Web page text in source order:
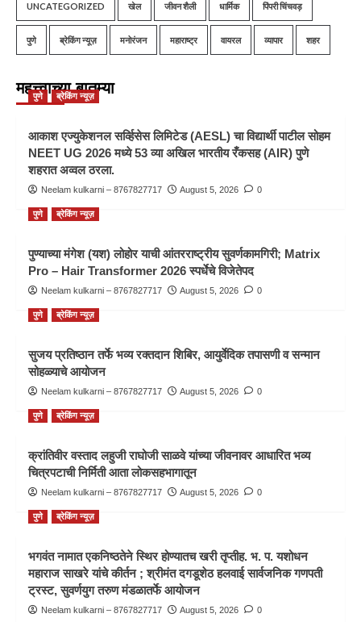
UNCATEGORIZED खेल जीवन शैली धार्मिक पिंपरी चिंचवड़
पुणे ब्रेकिंग न्यूज़ मनोरंजन महाराष्ट्र वायरल व्यापार शहर
महत्त्वाच्या बातम्या
पुणे ब्रेकिंग न्यूज़
आकाश एज्युकेशनल सर्व्हिसेस लिमिटेड (AESL) चा विद्यार्थी पाटील सोहम
NEET UG 2026 मध्ये 53 व्या अखिल भारतीय रँकसह (AIR) पुणे
शहरात अव्वल ठरला.
Neelam kulkarni – 8767827717 August 5, 2026 0
पुणे ब्रेकिंग न्यूज़
पुण्याच्या मंगेश (यश) लोहोर याची आंतरराष्ट्रीय सुवर्णकामगिरी; Matrix
Pro – Hair Transformer 2026 स्पर्धेचे विजेतेपद
Neelam kulkarni – 8767827717 August 5, 2026 0
पुणे ब्रेकिंग न्यूज़
सुजय प्रतिष्ठान तर्फे भव्य रक्तदान शिबिर, आयुर्वेदिक तपासणी व सन्मान
सोहळ्याचे आयोजन
Neelam kulkarni – 8767827717 August 5, 2026 0
पुणे ब्रेकिंग न्यूज़
क्रांतिवीर वस्ताद लहुजी राघोजी साळवे यांच्या जीवनावर आधारित भव्य
चित्रपटाची निर्मिती आता लोकसहभागातून
Neelam kulkarni – 8767827717 August 5, 2026 0
पुणे ब्रेकिंग न्यूज़
भगवंत नामात एकनिष्ठतेने स्थिर होण्यातच खरी तृप्तीह. भ. प. यशोधन
महाराज साखरे यांचे कीर्तन ; श्रीमंत दगडूशेठ हलवाई सार्वजनिक गणपती
ट्रस्ट, सुवर्णयुग तरुण मंडळातर्फे आयोजन
Neelam kulkarni – 8767827717 August 5, 2026 0